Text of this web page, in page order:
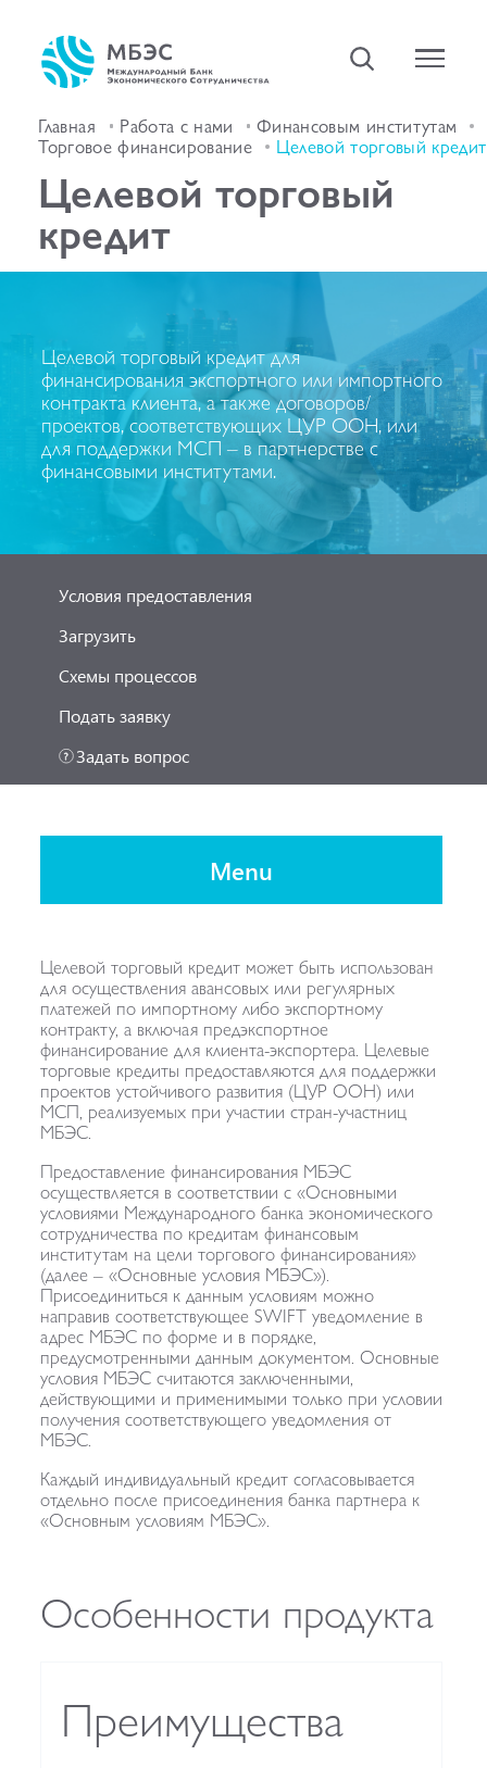
Главная Работа с нами Финансовым институтам
Торговое финансирование Целевой торговый кредит
Целевой торговый
кредит
Целевой торговый кредит для
финансирования экспортного или импортного
контракта клиента, а также договоров/
проектов, соответствующих ЦУР ООН, или
для поддержки МСП – в партнерстве с
финансовыми институтами.
Условия предоставления
Загрузить
Схемы процессов
Подать заявку
Задать вопрос
Целевой торговый кредит может быть использован
для осуществления авансовых или регулярных
платежей по импортному либо экспортному
контракту, а включая предэкспортное
финансирование для клиента-экспортера. Целевые
торговые кредиты предоставляются для поддержки
проектов устойчивого развития (ЦУР ООН) или
МСП, реализуемых при участии стран-участниц
МБЭС.
Предоставление финансирования МБЭС
осуществляется в соответствии с «Основными
условиями Международного банка экономического
сотрудничества по кредитам финансовым
институтам на цели торгового финансирования»
(далее – «Основные условия МБЭС»).
Присоединиться к данным условиям можно
направив соответствующее SWIFT уведомление в
адрес МБЭС по форме и в порядке,
предусмотренными данным документом. Основные
условия МБЭС считаются заключенными,
действующими и применимыми только при условии
получения соответствующего уведомления от
МБЭС.
Каждый индивидуальный кредит согласовывается
отдельно после присоединения банка партнера к
«Основным условиям МБЭС».
Особенности продукта
Преимущества
Menu